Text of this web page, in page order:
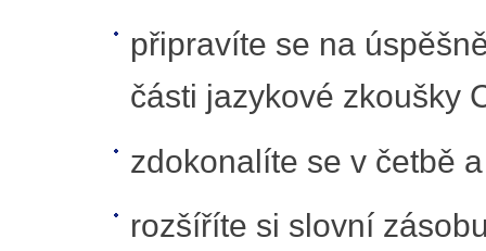
připravíte se na
části jazykové zkoušky
zdokonalíte se v četbě
rozšíříte si slovní